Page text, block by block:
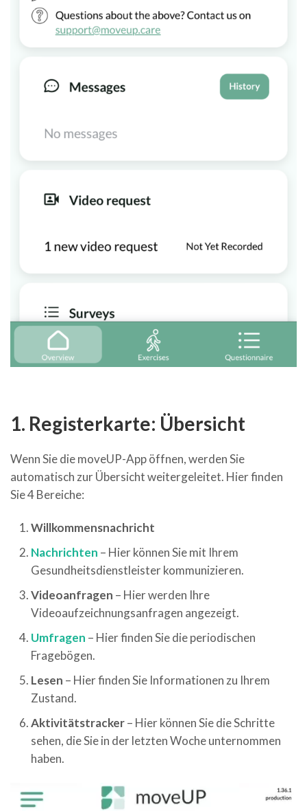
1. Registerkarte: Übersicht
Wenn Sie die moveUP-App öffnen, werden Sie
automatisch zur Übersicht weitergeleitet. Hier finden
Sie 4 Bereiche:
Willkommensnachricht
Nachrichten – Hier können Sie mit Ihrem
Gesundheitsdienstleister kommunizieren.
Videoanfragen – Hier werden Ihre
Videoaufzeichnungsanfragen angezeigt.
Umfragen – Hier finden Sie die periodischen
Fragebögen.
Lesen – Hier finden Sie Informationen zu Ihrem
Zustand.
Aktivitätstracker– Hier können Sie die Schritte
sehen, die Sie in der letzten Woche unternommen
haben.